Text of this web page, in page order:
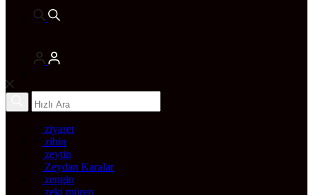
ziyaret
zihin
zeytin
Zeydan Karalar
zengin
zeki müren